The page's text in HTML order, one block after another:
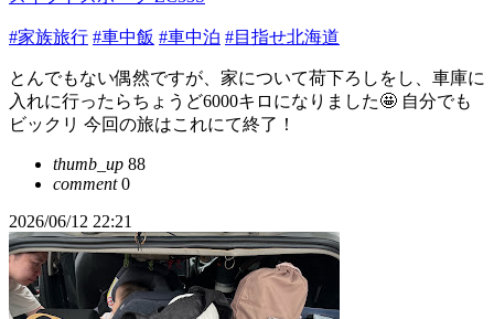
#家族旅行 #車中飯 #車中泊 #目指せ北海道
とんでもない偶然ですが、家について荷下ろしをし、車庫に
入れに行ったらちょうど6000キロになりました🤩 自分でも
ビックリ 今回の旅はこれにて終了！
thumb_up 88
comment0
2026/06/12 22:21